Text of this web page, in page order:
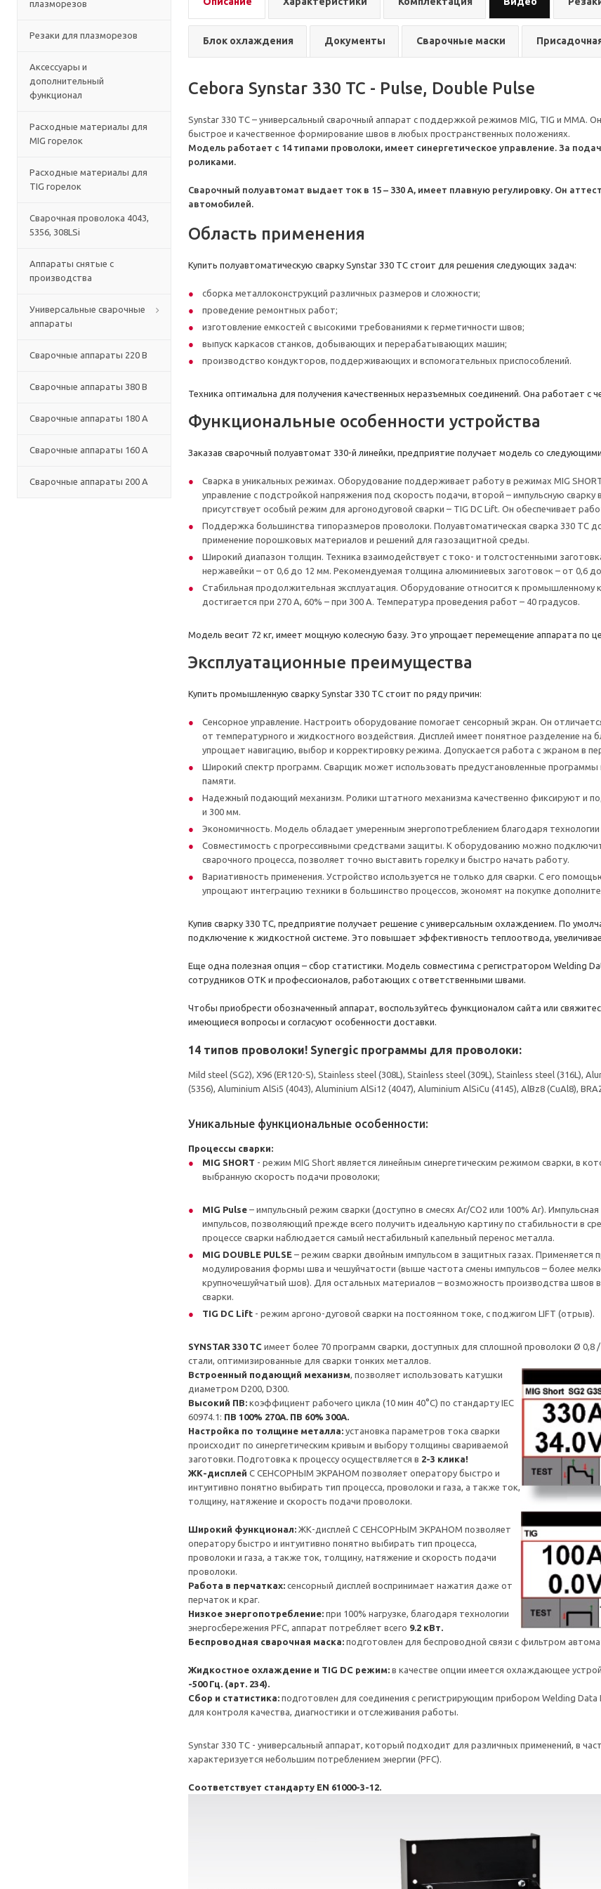
плазморезов
Резаки для плазморезов
Аксессуары и
дополнительный
функционал
Расходные материалы для
MIG горелок
Расходные материалы для
TIG горелок
Сварочная проволока 4043,
5356, 308LSi
Аппараты снятые с
производства
Универсальные сварочные
аппараты
Сварочные аппараты 220 В
Сварочные аппараты 380 В
Сварочные аппараты 180 А
Сварочные аппараты 160 А
Сварочные аппараты 200 А
Вес:
Блок охлаждения Документы Сварочные маски
Cebora Synstar 330 TC - Pulse, Double Pulse
Synstar 330 TC – универсальный сварочный аппарат с поддержкой режимов MIG, TIG и ММА.
быстрое и качественное формирование швов в любых пространственных положениях.
Модель работает с 14 типами проволоки, имеет синергетическое управление. За
роликами.
Сварочный полуавтомат выдает ток в 15 – 330 А, имеет плавную регулировку. Он
автомобилей.
Область применения
Купить полуавтоматическую сварку Synstar 330 TC стоит для решения следующих задач:
сборка металлоконструкций различных размеров и сложности;
проведение ремонтных работ;
изготовление емкостей с высокими требованиями к герметичности швов;
выпуск каркасов станков, добывающих и перерабатывающих машин;
производство кондукторов, поддерживающих и вспомогательных приспособлений.
Техника оптимальна для получения качественных неразъемных соединений. Она работает
Функциональные особенности устройства
Заказав сварочный полуавтомат 330-й линейки, предприятие получает модель со
Сварка в уникальных режимах. Оборудование поддерживает работу в режимах MIG
управление с подстройкой напряжения под скорость подачи, второй – импульсную
присутствует особый режим для аргонодуговой сварки – TIG DC Lift. Он обеспечивает
Поддержка большинства типоразмеров проволоки. Полуавтоматическая сварка 330 TC
применение порошковых материалов и решений для газозащитной среды.
Широкий диапазон толщин. Техника взаимодействует с токо- и толстостенными
нержавейки – от 0,6 до 12 мм. Рекомендуемая толщина алюминиевых заготовок – от 0,6
Стабильная продолжительная эксплуатация. Оборудование относится к промышленному
достигается при 270 А, 60% – при 300 А. Температура проведения работ – 40 градусов.
Модель весит 72 кг, имеет мощную колесную базу. Это упрощает перемещение аппарата по
Эксплуатационные преимущества
Купить промышленную сварку Synstar 330 TC стоит по ряду причин:
Сенсорное управление. Настроить оборудование помогает сенсорный экран. Он
от температурного и жидкостного воздействия. Дисплей имеет понятное разделение
упрощает навигацию, выбор и корректировку режима. Допускается работа с экраном в
Широкий спектр программ. Сварщик может использовать предустановленные программы
памяти.
Надежный подающий механизм. Ролики штатного механизма качественно фиксируют и
и 300 мм.
Экономичность. Модель обладает умеренным энергопотреблением благодаря
Совместимость с прогрессивными средствами защиты. К оборудованию можно
сварочного процесса, позволяет точно выставить горелку и быстро начать работу.
Вариативность применения. Устройство используется не только для сварки. С его
упрощают интеграцию техники в большинство процессов, экономят на покупке
Купив сварку 330 TC, предприятие получает решение с универсальным охлаждением. По
подключение к жидкостной системе. Это повышает эффективность теплоотвода,
Еще одна полезная опция – сбор статистики. Модель совместима с регистратором Welding
сотрудников ОТК и профессионалов, работающих с ответственными швами.
Чтобы приобрести обозначенный аппарат, воспользуйтесь функционалом сайта или
имеющиеся вопросы и согласуют особенности доставки.
14 типов проволоки! Synergic программы для проволоки:
Mild steel (SG2), X96 (ER120-S), Stainless steel (308L), Stainless steel (309L), Stainless steel (316L),
(5356), Aluminium AlSi5 (4043), Aluminium AlSi12 (4047), Aluminium AlSiCu (4145), AlBz8 (CuAl8),
Уникальные функциональные особенности:
Процессы сварки:
MIG SHORT - режим MIG Short является линейным синергетическим режимом сварки, в
выбранную скорость подачи проволоки;
MIG Pulse – импульсный режим сварки (доступно в смесях Ar/CO2 или 100% Ar).
импульсов, позволяющий прежде всего получить идеальную картину по стабильности в
процессе сварки наблюдается самый нестабильный капельный перенос металла.
MIG DOUBLE PULSE – режим сварки двойным импульсом в защитных газах. Применяется
модулирования формы шва и чешуйчатости (выше частота смены импульсов – более
крупночешуйчатый шов). Для остальных материалов – возможность производства швов
сварки.
TIG DC Lift - режим аргоно-дуговой сварки на постоянном токе, с поджигом LIFT (отрыв).
SYNSTAR 330 TC имеет более 70 программ сварки, доступных для сплошной проволоки Ø
стали, оптимизированные для сварки тонких металлов.
Встроенный подающий механизм, позволяет использовать катушки
диаметром D200, D300.
Высокий ПВ: коэффициент рабочего цикла (10 мин 40°C) по стандарту IEC
60974.1: ПВ 100% 270А. ПВ 60% 300А.
Настройка по толщине металла: установка параметров тока сварки
происходит по синергетическим кривым и выбору толщины свариваемой
заготовки. Подготовка к процессу осуществляется в 2-3 клика!
ЖК-дисплей С СЕНСОРНЫМ ЭКРАНОМ позволяет оператору быстро и
интуитивно понятно выбирать тип процесса, проволоки и газа, а также ток,
толщину, натяжение и скорость подачи проволоки.
Широкий функционал: ЖК-дисплей С СЕНСОРНЫМ ЭКРАНОМ позволяет
оператору быстро и интуитивно понятно выбирать тип процесса,
проволоки и газа, а также ток, толщину, натяжение и скорость подачи
проволоки.
Работа в перчатках: сенсорный дисплей воспринимает нажатия даже от
перчаток и краг.
Низкое энергопотребление: при 100% нагрузке, благодаря технологии
энергосбережения PFC, аппарат потребляет всего 9.2 кВт.
Беспроводная сварочная маска: подготовлен для беспроводной связи с фильтром
Жидкостное охлаждение и TIG DC режим: в качестве опции имеется охлаждающее
-500 Гц. (арт. 234).
Сбор и статистика: подготовлен для соединения с регистрирующим прибором Welding
для контроля качества, диагностики и отслеживания работы.
Synstar 330 TC - универсальный аппарат, который подходит для различных применений, в
характеризуется небольшим потреблением энергии (PFC).
Соответствует стандарту EN 61000-3-12.